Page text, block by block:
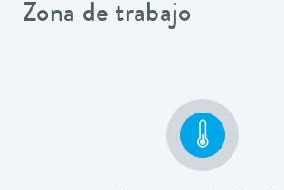
Zona de trabajo